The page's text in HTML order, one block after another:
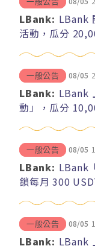
LBank: LBank
活動，瓜分
一般公告 08/05
LBank: LBank
動」，瓜分
一般公告 08/05
LBank: LBank
鎖每月 300
一般公告 08/05
LBank: LBank